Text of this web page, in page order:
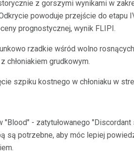
z gorszymi wynikami w
powoduje przejście do etapu
prognostycznej, wynik FLIPI.
rzadkie wśród wolno
chłoniakiem grudkowym.
szpiku kostnego w chłoniaku w
"Blood" - zatytułowanego
są potrzebne, aby móc lepiej